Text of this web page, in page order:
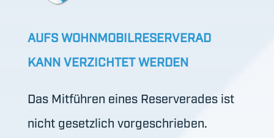
AUFS WOHNMOBILRESERVERAD
KANN VERZICHTET WERDEN
Das Mitführen eines Reserverades ist
nicht gesetzlich vorgeschrieben.